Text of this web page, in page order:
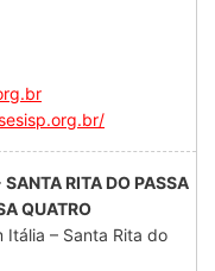
RITA DO PASSA
QUATRO
Itália – Santa Rita do